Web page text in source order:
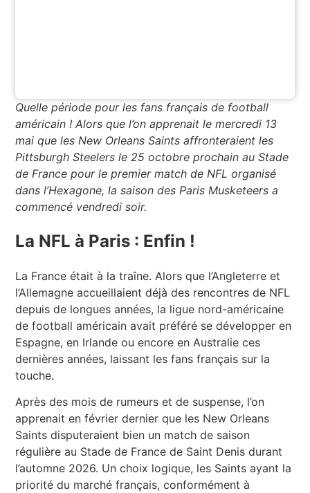
Quelle période pour les fans français de football
américain ! Alors que l’on apprenait le mercredi 13
mai que les New Orleans Saints affronteraient les
Pittsburgh Steelers le 25 octobre prochain au Stade
de France pour le premier match de NFL organisé
dans l’Hexagone, la saison des Paris Musketeers a
commencé vendredi soir.
La NFL à Paris : Enfin !
La France était à la traîne. Alors que l’Angleterre et
l’Allemagne accueillaient déjà des rencontres de NFL
depuis de longues années, la ligue nord-américaine
de football américain avait préféré se développer en
Espagne, en Irlande ou encore en Australie ces
dernières années, laissant les fans français sur la
touche.
Après des mois de rumeurs et de suspense, l’on
apprenait en février dernier que les New Orleans
Saints disputeraient bien un match de saison
régulière au Stade de France de Saint Denis durant
l’automne 2026. Un choix logique, les Saints ayant la
priorité du marché français, conformément à